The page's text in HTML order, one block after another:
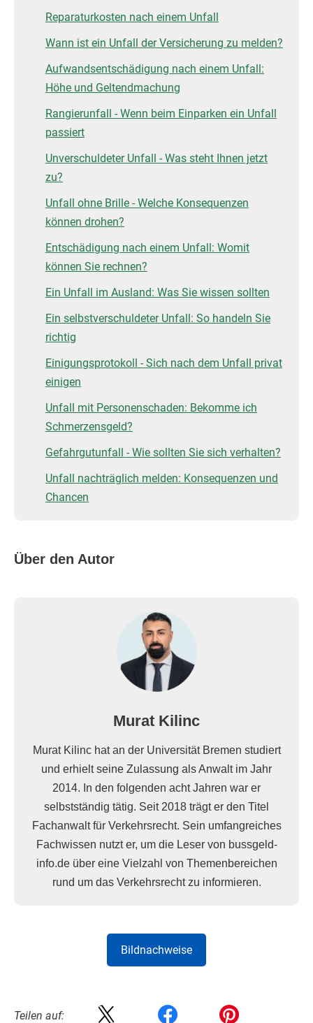
Reparaturkosten nach einem Unfall
Wann ist ein Unfall der Versicherung zu melden?
Aufwandsentschädigung nach einem Unfall:
Höhe und Geltendmachung
Rangierunfall - Wenn beim Einparken ein Unfall
passiert
Unverschuldeter Unfall - Was steht Ihnen jetzt
zu?
Unfall ohne Brille - Welche Konsequenzen
können drohen?
Entschädigung nach einem Unfall: Womit
können Sie rechnen?
Ein Unfall im Ausland: Was Sie wissen sollten
Ein selbstverschuldeter Unfall: So handeln Sie
richtig
Einigungsprotokoll - Sich nach dem Unfall privat
einigen
Unfall mit Personenschaden: Bekomme ich
Schmerzensgeld?
Gefahrgutunfall - Wie sollten Sie sich verhalten?
Unfall nachträglich melden: Konsequenzen und
Chancen
Über den Autor
Murat Kilinc
Murat Kilinc hat an der Universität Bremen studiert
und erhielt seine Zulassung als Anwalt im Jahr
2014. In den folgenden acht Jahren war er
selbstständig tätig. Seit 2018 trägt er den Titel
Fachanwalt für Verkehrsrecht. Sein umfangreiches
Fachwissen nutzt er, um die Leser von bussgeld-
info.de über eine Vielzahl von Themenbereichen
rund um das Verkehrsrecht zu informieren.
Bildnachweise
Teilen auf: